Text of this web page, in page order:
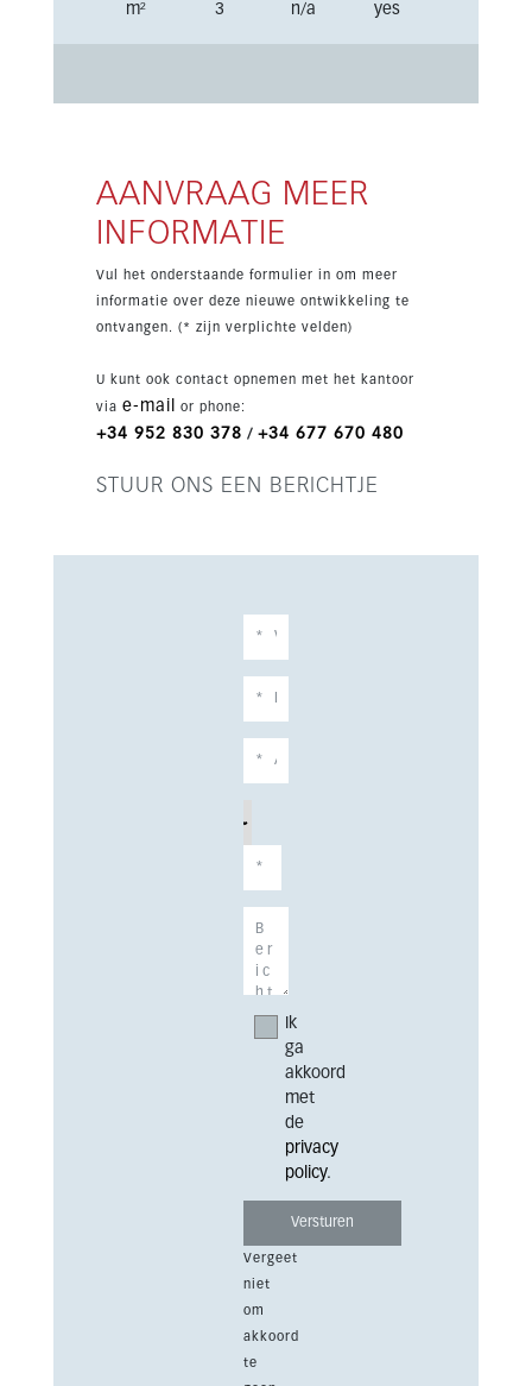
appartement beschikt over een ingerichte
beveiligde community. Tussen Marbella en
Fuengirola gelegen, combineert de woning een
rustige natuurlijke omgeving met vlotte toegang
aantrekkelijke levensstijl en sterk verhuur- of
m² 3 n/a yes
AANVRAAG MEER
INFORMATIE
Vul het onderstaande formulier in om meer
informatie over deze nieuwe ontwikkeling te
ontvangen. (* zijn verplichte velden)
U kunt ook contact opnemen met het kantoor
via e-mail or phone:
+34 952 830 378 / +34 677 670 480
STUUR ONS EEN BERICHTJE
Ik
ga
akkoord
met
de
privacy
policy.
Vergeet
niet
om
akkoord
te